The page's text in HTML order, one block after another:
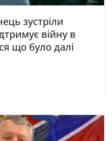
зустріли
війну в
що було далі